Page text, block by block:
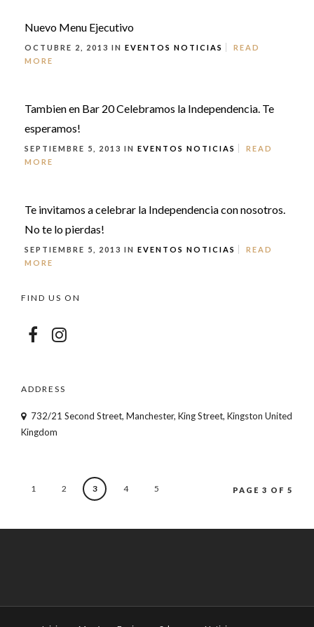
Nuevo Menu Ejecutivo
OCTUBRE 2, 2013 IN EVENTOS NOTICIAS
READ
MORE
Tambien en Bar 20 Celebramos la Independencia. Te
esperamos!
SEPTIEMBRE 5, 2013 IN EVENTOS NOTICIAS
READ
MORE
Te invitamos a celebrar la Independencia con nosotros.
No te lo pierdas!
SEPTIEMBRE 5, 2013 IN EVENTOS NOTICIAS
READ
MORE
FIND US ON
ADDRESS
732/21 Second Street, Manchester, King Street, Kingston United
Kingdom
1 2 3 4 5 PAGE 3 OF 5